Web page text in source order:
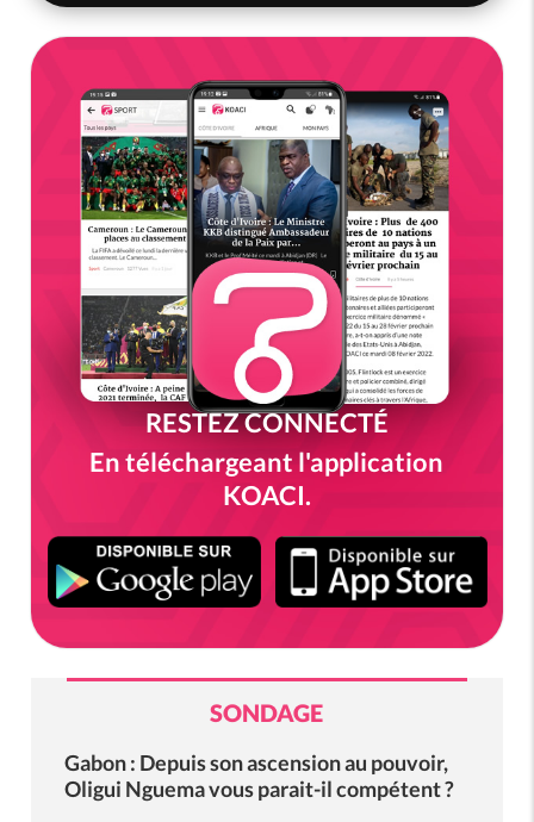
RESTEZ CONNECTÉ
En téléchargeant l'application
KOACI.
SONDAGE
Gabon : Depuis son ascension au pouvoir,
Oligui Nguema vous parait-il compétent ?